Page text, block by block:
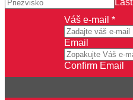
Last
Váš e-mail *
Email
Confirm Email